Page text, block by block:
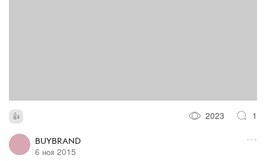
2023 1
BUYBRAND
6 ноя 2015